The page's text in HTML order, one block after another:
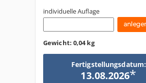
individuelle Auflage
Gewicht: 0,04 kg
Fertigstellungsdatum:
13.08.2026*